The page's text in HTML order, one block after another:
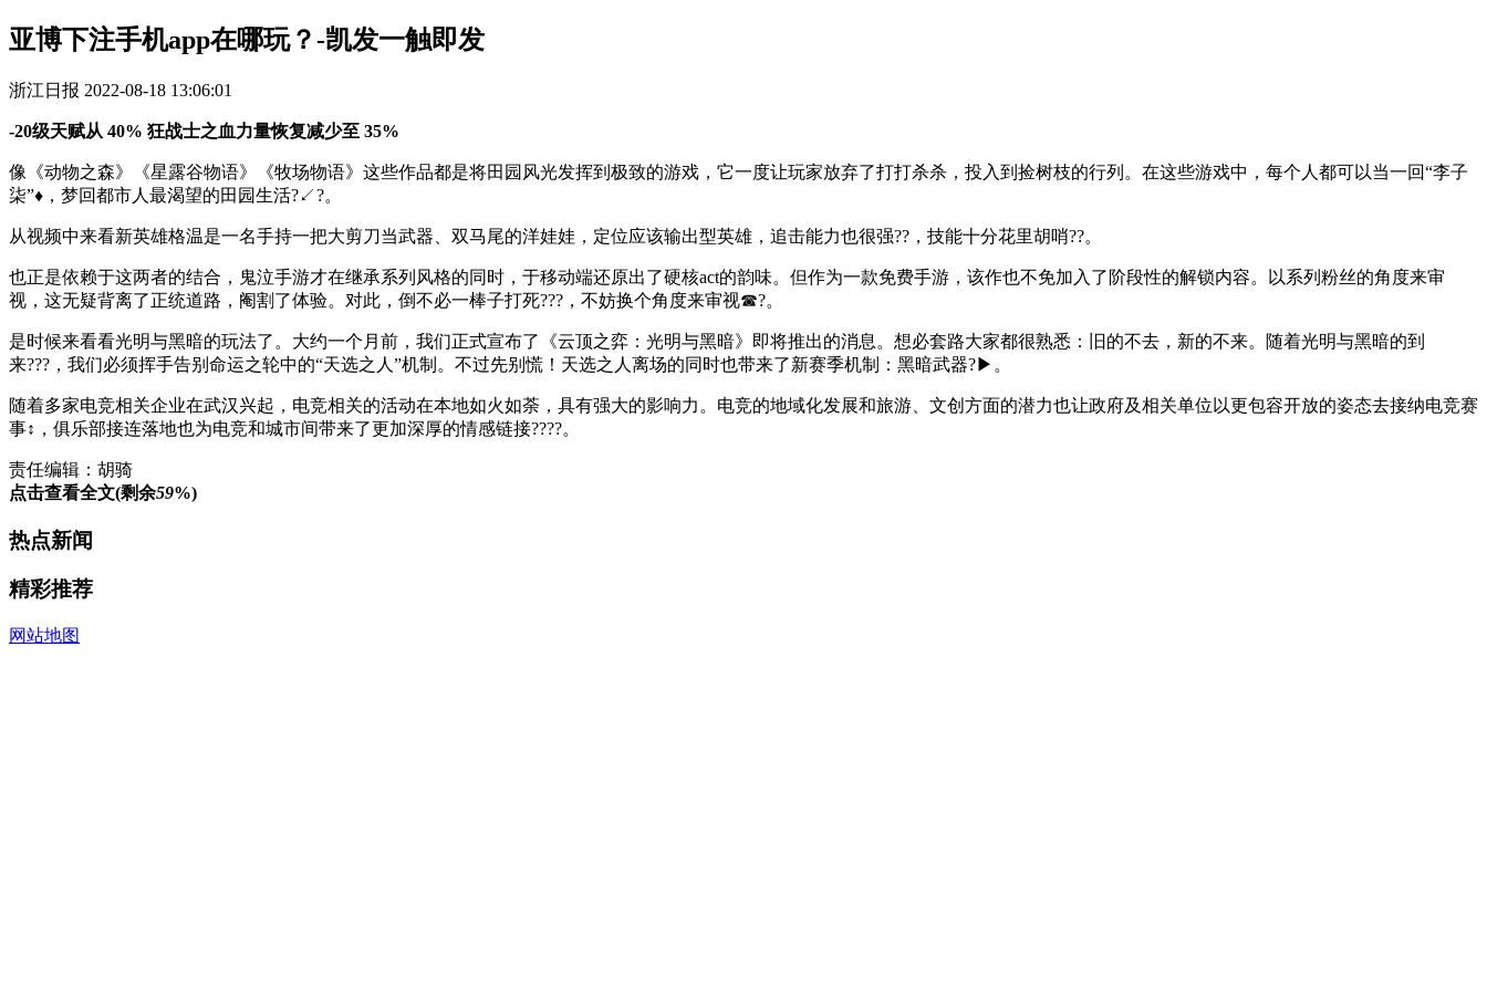
亚博下注手机app在哪玩？-凯发一触即发
浙江日报 2022-08-18 13:06:01
-20级天赋从 40% 狂战士之血力量恢复减少至 35%
像《动物之森》《星露谷物语》《牧场物语》这些作品都是将田园风光发挥到极致的游戏，它一度让玩家放弃了打打杀杀，投入到捡树枝的行列。在这些游戏中，每个人都可以当一回“李子
柒”♦，梦回都市人最渴望的田园生活?↙?。
从视频中来看新英雄格温是一名手持一把大剪刀当武器、双马尾的洋娃娃，定位应该输出型英雄，追击能力也很强??，技能十分花里胡哨??。
也正是依赖于这两者的结合，鬼泣手游才在继承系列风格的同时，于移动端还原出了硬核act的韵味。但作为一款免费手游，该作也不免加入了阶段性的解锁内容。以系列粉丝的角度来审
视，这无疑背离了正统道路，阉割了体验。对此，倒不必一棒子打死???，不妨换个角度来审视☎?。
是时候来看看光明与黑暗的玩法了。大约一个月前，我们正式宣布了《云顶之弈：光明与黑暗》即将推出的消息。想必套路大家都很熟悉：旧的不去，新的不来。随着光明与黑暗的到
来???，我们必须挥手告别命运之轮中的“天选之人”机制。不过先别慌！天选之人离场的同时也带来了新赛季机制：黑暗武器?▶。
随着多家电竞相关企业在武汉兴起，电竞相关的活动在本地如火如荼，具有强大的影响力。电竞的地域化发展和旅游、文创方面的潜力也让政府及相关单位以更包容开放的姿态去接纳电竞赛
事↕，俱乐部接连落地也为电竞和城市间带来了更加深厚的情感链接????。
责任编辑：胡骑
点击查看全文(剩余59%)
热点新闻
精彩推荐
网站地图